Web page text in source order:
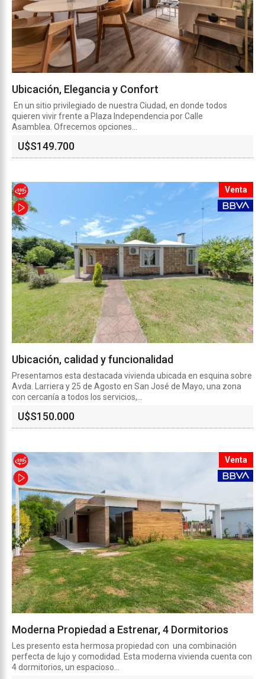
Ubicación, Elegancia y Confort
En un sitio privilegiado de nuestra Ciudad, en donde todos
quieren vivir frente a Plaza Independencia por Calle
Asamblea. Ofrecemos opciones...
U$S149.700
Venta
Ubicación, calidad y funcionalidad
Presentamos esta destacada vivienda ubicada en esquina sobre
Avda. Larriera y 25 de Agosto en San José de Mayo, una zona
con cercanía a todos los servicios,...
U$S150.000
Venta
Moderna Propiedad a Estrenar, 4 Dormitorios
Les presento esta hermosa propiedad con una combinación
perfecta de lujo y comodidad. Esta moderna vivienda cuenta con
4 dormitorios, un espacioso...